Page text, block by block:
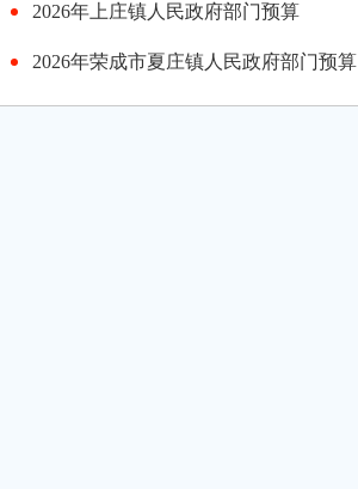
2026年上庄镇人民政府部门预算
2026年荣成市夏庄镇人民政府部门预算